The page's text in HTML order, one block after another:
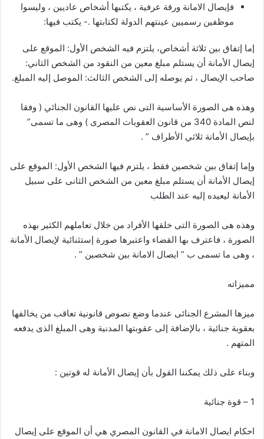
فإيصال الامانة ورقة عرفية ، يكتبها أشخاص عاديين ، وليسوا
موظفين رسميين عينتهم الدولة لكتابتها .- يكتب فيها:
إما إتفاق بين ثلاثة أشخاص، يلتزم فيه الشخص الأول: الموقع على
إيصال الأمانة أن يستلم مبلغ معين من النقود من الشخص الثاني:
صاحب الإيصال ، ثم يوصله إلى الشخص الثالث: الموصل إليه المبلغ.
وهذه هى الصورة الأساسية التى نص عليها القانون الجنائي ( وفقا
لنص المادة 340 من قانون العقوبات المصرى ) وهى ما تسمى”
بإيصال الأمانة ثلاثي الأطراف ” .
وإما إتفاق بين شخصين فقط ، يلتزم فيها الشخص الأول: الموقع على
إيصال الأمانة أن يستلم مبلغ معين من الشخص الثانى على سبيل
الأمانة ليعيده إليه عند الطلب
وهذه هى الصورة التى خلقها الأفراد من خلال تعاملهم الكثير بهذه
الصورة ، فاعترف بها القضاء واعتبرها صورة إستثنائية لإيصال الأمانة
، وهى ما تسمى ب ” ايصال الامانة بين شخصين ” .
مميزاته
ميزها المشرع الجنائى عندما وضع نصوص قانونية تعاقب من يخالفها
بعقوبة جنائية ، بالإضافة إلى عقوبتها المدنية وهى المبلغ الذى يدفعه
المتهم .
وبناء على ذلك يمكننا القول بأن إيصال الأمانة له قوتين :
1 – قوة جنائية
احكام ايصال الامانة في القانون المصري هي أن الموقع على إيصال